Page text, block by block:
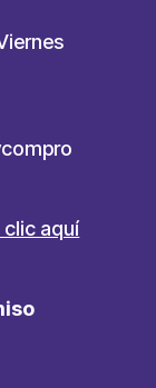
clic aquí